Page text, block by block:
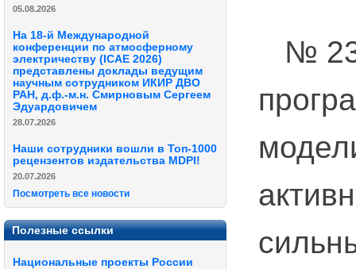
05.08.2026
На 18-й Международной
конференции по атмосферному
электричеству (ICAE 2026)
представлены доклады ведущим
научным сотрудником ИКИР ДВО
РАН, д.ф.-м.н. Смирновым Сергеем
Эдуардовичем
28.07.2026
Наши сотрудники вошли в Топ-1000
рецензентов издательства MDPI!
20.07.2026
Посмотреть все новости
Полезные ссылки
Национальные проекты России
№